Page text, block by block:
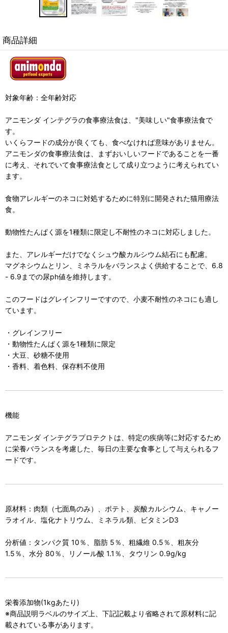
商品詳細
対象年齢：全年齢対応
アニモンダ インテグラの食事療法食は、"美味しい"食事療法食で
す。
いくらフードの成分が良くても、食べなければ意味がありません。
アニモンダの食事療法食は、まずおいしいフードであることを一番
に考え、それでいて食事療法食として成り立つように考えられてい
ます。
食物アレルギーのネコに対処するために特別に開発された猫用療法
食。
動物性たんぱく源を1種類に限定し不耐性のネコに対応しました。
また、アレルギーだけでなくシュウ酸カルシウム結石にも配慮。
マグネシウムとリン、ミネラルをバランスよく供給することで、6.8
- 6.9までの尿ph値を維持します。
このフードはグレインフリーですので、小麦不耐性のネコにも適し
ています。
・グレインフリー
・動物性たんぱく源を1種類に限定
・大豆、砂糖不使用
・香料、着色料、保存料不使用
機能
アニモンダ インテグラプロテクトは、特定の疾病等に対応するため
に栄養バランスを考慮した、毎日の主要な食事として与えられるフ
ードです。
原材料：肉類（七面鳥のみ）、ポテト、炭酸カルシウム、キャノー
ラオイル、塩化ナトリウム、ミネラル類、ビタミンD3
分析値：タンパク質 10％、脂肪 5％、粗繊維 0.5％、粗灰分
1.5％、水分 80％、リノール酸 1.1％、タウリン 0.9g/kg
栄養添加物(1kgあたり)
※商品説明ラベルのサイズ上、下記記載より省略されて原材料に記
載されている事があります。